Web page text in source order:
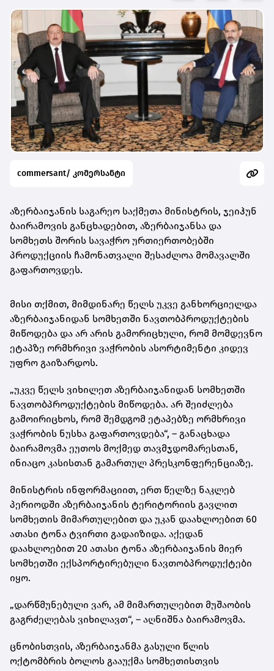
commersant/ კომერსანტი
აზერბაიჯანის საგარეო საქმეთა მინისტრის, ჯეიჰუნ
ბაირამოვის განცხადებით, აზერბაიჯანსა და
სომხეთს შორის სავაჭრო ურთიერთობებში
პროდუქციის ჩამონათვალი შესაძლოა მომავალში
გაფართოვდეს.
მისი თქმით, მიმდინარე წელს უკვე განხორციელდა
აზერბაიჯანიდან სომხეთში ნავთობპროდუქტების
მიწოდება და არ არის გამორიცხული, რომ მომდევნო
ეტაპზე ორმხრივი ვაჭრობის ასორტიმენტი კიდევ
უფრო გაიზარდოს.
„უკვე წელს ვიხილეთ აზერბაიჯანიდან სომხეთში
ნავთობპროდუქტების მიწოდება. არ შეიძლება
გამოირიცხოს, რომ შემდგომ ეტაპებზე ორმხრივი
ვაჭრობის ნუსხა გაფართოვდება“, – განაცხადა
ბაირამოვმა ეუთოს მოქმედ თავმჯდომარესთან,
ინიაცო კასისთან გამართულ პრესკონფერენციაზე.
მინისტრის ინფორმაციით, ერთ წელზე ნაკლებ
პერიოდში აზერბაიჯანის ტერიტორიის გავლით
სომხეთის მიმართულებით და უკან დაახლოებით 60
ათასი ტონა ტვირთი გადაიზიდა. აქედან
დაახლოებით 20 ათასი ტონა აზერბაიჯანის მიერ
სომხეთში ექსპორტირებული ნავთობპროდუქტები
იყო.
„დარწმუნებული ვარ, ამ მიმართულებით მუშაობის
გაგრძელებას ვიხილავთ“, – აღნიშნა ბაირამოვმა.
ცნობისთვის, აზერბაიჯანმა გასული წლის
ოქტომბრის ბოლოს გააუქმა სომხეთისთვის